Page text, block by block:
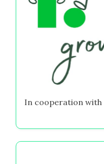
In cooperation with